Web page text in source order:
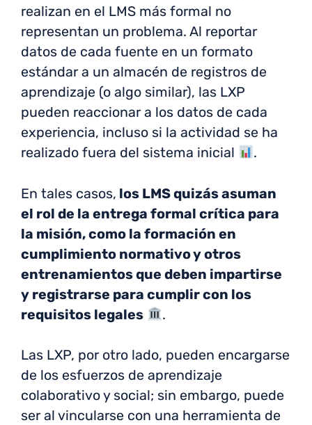
realizan en el LMS más formal no
representan un problema. Al reportar
datos de cada fuente en un formato
estándar a un almacén de registros de
aprendizaje (o algo similar), las LXP
pueden reaccionar a los datos de cada
experiencia, incluso si la actividad se ha
realizado fuera del sistema inicial
.
En tales casos, los LMS quizás asuman
el rol de la entrega formal crítica para
la misión, como la formación en
cumplimiento normativo y otros
entrenamientos que deben impartirse
y registrarse para cumplir con los
requisitos legales
.
Las LXP, por otro lado, pueden encargarse
de los esfuerzos de aprendizaje
colaborativo y social; sin embargo, puede
ser al vincularse con una herramienta de